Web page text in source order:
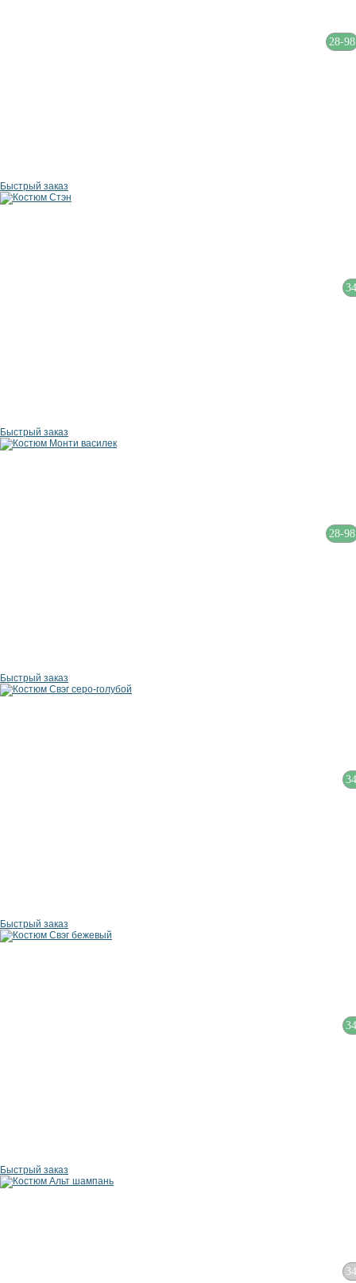
28-98
Быстрый заказ
Быстрый заказ
28-98
Быстрый заказ
Быстрый заказ
Быстрый заказ